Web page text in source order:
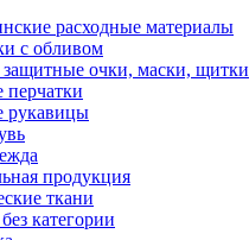
расходные материалы
с обливом
очки, маски, щитки
перчатки
рукавицы
продукция
ткани
категории